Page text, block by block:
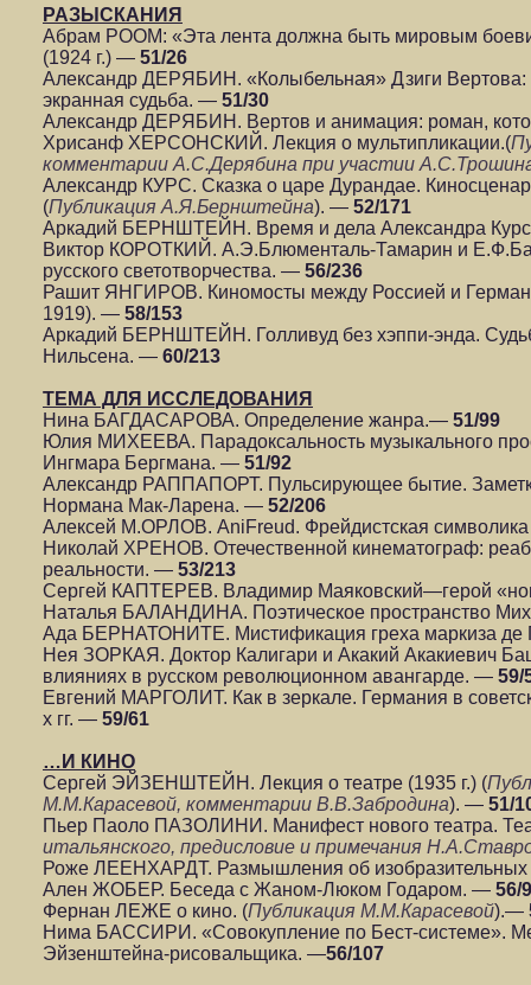
РАЗЫСКАНИЯ
Абрам РООМ: «Эта лента должна быть мировым
(1924 г.) — 51/26
Александр ДЕРЯБИН. «Колыбельная» Дзиги
экранная судьба. — 51/30
Александр ДЕРЯБИН. Вертов и анимация: роман,
Хрисанф ХЕРСОНСКИЙ. Лекция о мультипликации.(
комментарии А.С.Дерябина при участии
Александр КУРС. Сказка о царе Дурандае.
(Публикация А.Я.Бернштейна). — 52/171
Аркадий БЕРНШТЕЙН. Время и дела Александра
Виктор КОРОТКИЙ. А.Э.Блюменталь-Тамарин и
русского светотворчества. — 56/236
Рашит ЯНГИРОВ. Киномосты между Россией и
1919). — 58/153
Аркадий БЕРНШТЕЙН. Голливуд без хэппи-энда.
Нильсена. — 60/213
ТЕМА ДЛЯ ИССЛЕДОВАНИЯ
Нина БАГДАСАРОВА. Определение жанра.— 51/99
Юлия МИХЕЕВА. Парадоксальность музыкального
Ингмара Бергмана. — 51/92
Александр РАППАПОРТ. Пульсирующее бытие.
Нормана Мак-Ларена. — 52/206
Алексей М.ОРЛОВ. AniFreud. Фрейдистская
Николай ХРЕНОВ. Отечественной кинематограф:
реальности. — 53/213
Сергей КАПТЕРЕВ. Владимир Маяковский—герой
Наталья БАЛАНДИНА. Поэтическое пространство
Ада БЕРНАТОНИТЕ. Мистификация греха маркиза
Нея ЗОРКАЯ. Доктор Калигари и Акакий Акакиевич
влияниях в русском революционном авангарде. — 59/
Евгений МАРГОЛИТ. Как в зеркале. Германия в
х гг. — 59/61
…И КИНО
Сергей ЭЙЗЕНШТЕЙН. Лекция о театре (1935 г.) (
М.М.Карасевой, комментарии В.В.Забродина). — 51/
Пьер Паоло ПАЗОЛИНИ. Манифест нового театра.
итальянского, предисловие и примечания
Роже ЛЕЕНХАРДТ. Размышления об изобразительных
Ален ЖОБЕР. Беседа с Жаном-Люком Годаром. — 56/
Фернан ЛЕЖЕ о кино. (Публикация М.М.Карасевой).—
Нима БАССИРИ. «Совокупление по Бест-системе».
Эйзенштейна-рисовальщика. —56/107